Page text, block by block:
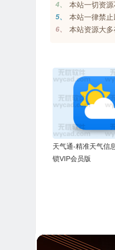
4、 本站一切资
5、 本站一律禁
6、 本站资源大
天气通-精准天气信
锁VIP会员版